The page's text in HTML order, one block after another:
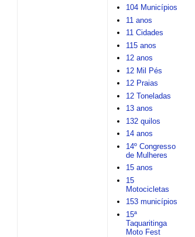
104 Municípios
11 anos
11 Cidades
115 anos
12 anos
12 Mil Pés
12 Praias
12 Toneladas
13 anos
132 quilos
14 anos
14º Congresso
de Mulheres
15 anos
15
Motocicletas
153 municípios
15ª
Taquaritinga
Moto Fest